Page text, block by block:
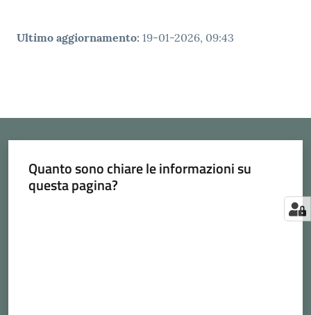
Ultimo aggiornamento: 19-01-2026, 09:43
Quanto sono chiare le informazioni su
questa pagina?